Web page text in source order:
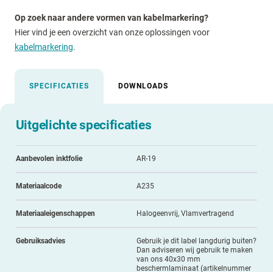
Op zoek naar andere vormen van kabelmarkering?
Hier vind je een overzicht van onze oplossingen voor
kabelmarkering.
SPECIFICATIES DOWNLOADS
Uitgelichte specificaties
Aanbevolen inktfolie AR-19
Materiaalcode A235
Materiaaleigenschappen Halogeenvrij, Vlamvertragend
Gebruiksadvies
Gebruik je dit label langdurig buiten?
Dan adviseren wij gebruik te maken
van ons 40x30 mm
beschermlaminaat (artikelnummer